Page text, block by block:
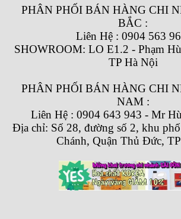
PHÂN PHỐI BÁN HÀNG CHI
BẮC :
Liên Hệ : 0904 563
SHOWROOM: LO E1.2 - Phạm
TP Hà Nội
PHÂN PHỐI BÁN HÀNG CHI
NAM :
Liên Hệ : 0904 643 943 - Mr
Địa chỉ: Số 28, đường số 2, khu
Chánh, Quận Thủ Đức,